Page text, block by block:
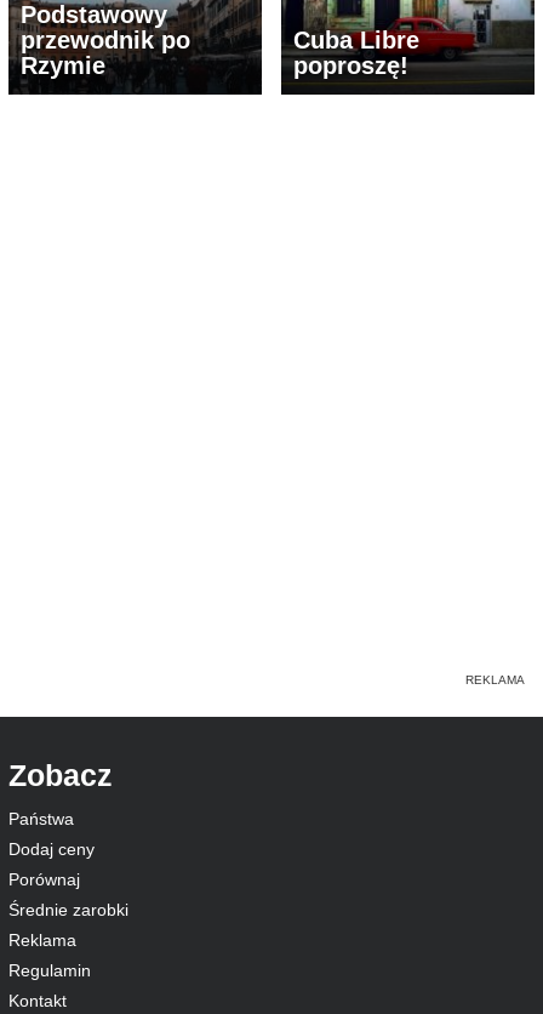
Podstawowy
przewodnik po
Rzymie
Cuba Libre
poproszę!
Zobacz
Państwa
Dodaj ceny
Porównaj
Średnie zarobki
Reklama
Regulamin
Kontakt